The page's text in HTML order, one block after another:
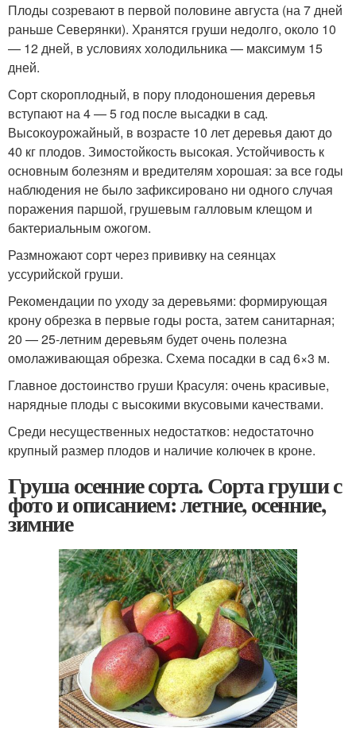
Плоды созревают в первой половине августа (на 7 дней
раньше Северянки). Хранятся груши недолго, около 10
— 12 дней, в условиях холодильника — максимум 15
дней.
Сорт скороплодный, в пору плодоношения деревья
вступают на 4 — 5 год после высадки в сад.
Высокоурожайный, в возрасте 10 лет деревья дают до
40 кг плодов. Зимостойкость высокая. Устойчивость к
основным болезням и вредителям хорошая: за все годы
наблюдения не было зафиксировано ни одного случая
поражения паршой, грушевым галловым клещом и
бактериальным ожогом.
Размножают сорт через прививку на сеянцах
уссурийской груши.
Рекомендации по уходу за деревьями: формирующая
крону обрезка в первые годы роста, затем санитарная;
20 — 25-летним деревьям будет очень полезна
омолаживающая обрезка. Схема посадки в сад 6×3 м.
Главное достоинство груши Красуля: очень красивые,
нарядные плоды с высокими вкусовыми качествами.
Среди несущественных недостатков: недостаточно
крупный размер плодов и наличие колючек в кроне.
Груша осенние сорта. Сорта груши с
фото и описанием: летние, осенние,
зимние